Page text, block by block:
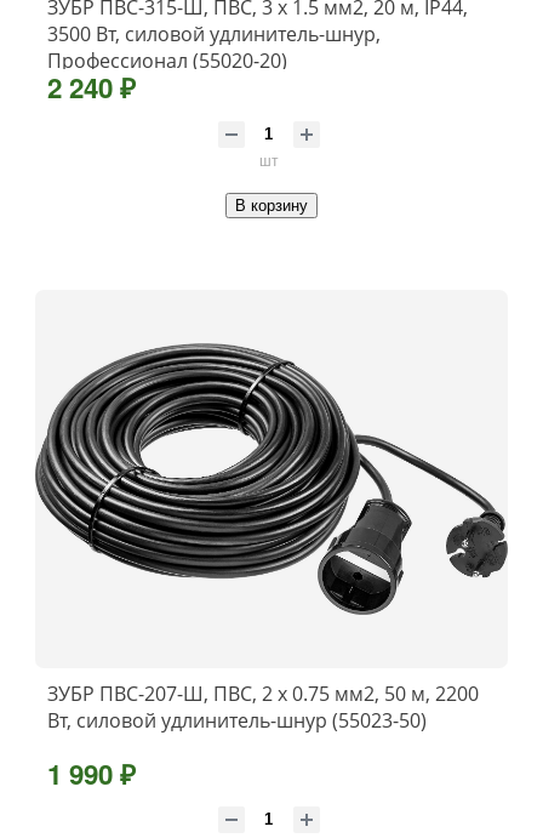
ЗУБР ПВС-315-Ш, ПВС, 3 х 1.5 мм2, 20 м, IP44,
3500 Вт, силовой удлинитель-шнур,
Профессионал (55020-20)
2 240 ₽
шт
В корзину
ЗУБР ПВС-207-Ш, ПВС, 2 x 0.75 мм2, 50 м, 2200
Вт, силовой удлинитель-шнур (55023-50)
1 990 ₽